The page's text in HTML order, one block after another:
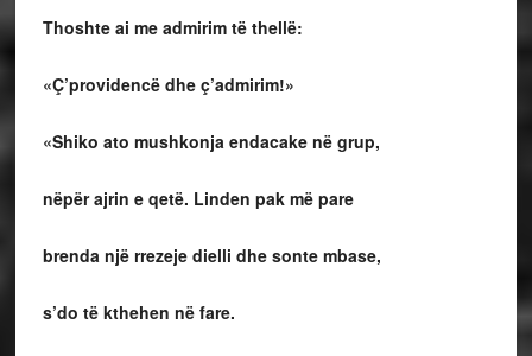
Thoshte ai me admirim të thellë:
«Ç’providencë dhe ç’admirim!»
«Shiko ato mushkonja endacake në grup,
nëpër ajrin e qetë. Linden pak më pare
brenda një rrezeje dielli dhe sonte mbase,
s’do të kthehen në fare.